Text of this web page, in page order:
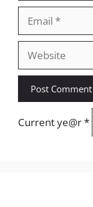
Website
Current ye@r*